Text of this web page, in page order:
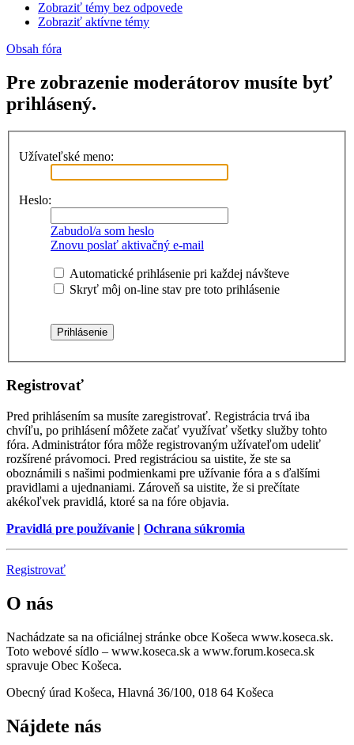
Zobraziť témy bez odpovede
Zobraziť aktívne témy
Obsah fóra
Pre zobrazenie moderátorov musíte byť
prihlásený.
Užívateľské meno:
Heslo:
Zabudol/a som heslo
Znovu poslať aktivačný e-mail
Automatické prihlásenie pri každej návšteve
Skryť môj on-line stav pre toto prihlásenie
Registrovať
Pred prihlásením sa musíte zaregistrovať. Registrácia trvá iba
chvíľu, po prihlásení môžete začať využívať všetky služby tohto
fóra. Administrátor fóra môže registrovaným užívateľom udeliť
rozšírené právomoci. Pred registráciou sa uistite, že ste sa
oboznámili s našimi podmienkami pre užívanie fóra a s ďalšími
pravidlami a ujednaniami. Zároveň sa uistite, že si prečítate
akékoľvek pravidlá, ktoré sa na fóre objavia.
Pravidlá pre používanie | Ochrana súkromia
Registrovať
O nás
Nachádzate sa na oficiálnej stránke obce Košeca www.koseca.sk.
Toto webové sídlo – www.koseca.sk a www.forum.koseca.sk
spravuje Obec Košeca.
Obecný úrad Košeca, Hlavná 36/100, 018 64 Košeca
Nájdete nás